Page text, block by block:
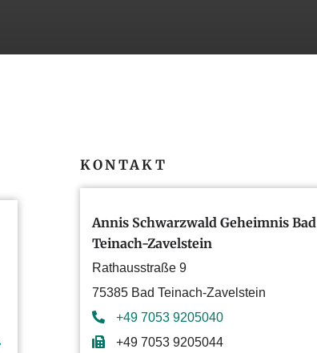
KONTAKT
Annis Schwarzwald Geheimnis Bad
Teinach-Zavelstein
Rathausstraße 9
75385 Bad Teinach-Zavelstein
+49 7053 9205040
+49 7053 9205044